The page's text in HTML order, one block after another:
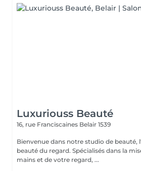
Luxuriouss Beauté
16, rue Franciscaines Belair 1539
Bienvenue dans notre studio de beauté,
beauté du regard. Spécialisés dans la mise en valeur de vos
mains et de votre regard, ...